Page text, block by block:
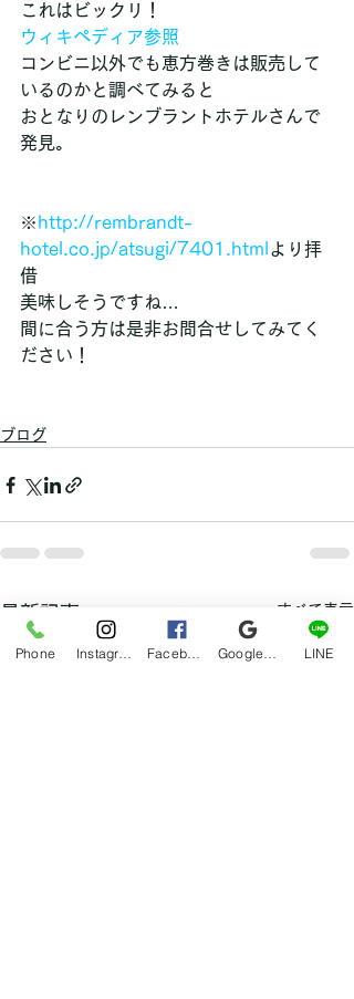
これはビックリ！
ウィキペディア参照
コンビニ以外でも恵方巻きは販売して
いるのかと調べてみると
おとなりのレンブラントホテルさんで
発見。
※ http://rembrandt-
hotel.co.jp/atsugi/7401.html より拝
借
美味しそうですね…
間に合う方は是非お問合せしてみてく
ださい！
ブログ
最新記事 すべて表示
Phone LINE